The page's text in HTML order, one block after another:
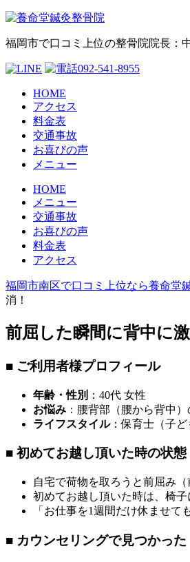
福岡市で口コミ上位の整骨院院長：
HOME
アクセス
料金表
交通事故
お喜びの声
メニュー
HOME
メニュー
交通事故
お喜びの声
料金表
アクセス
福岡市南区で口コミ上位なら養命堂
消！
前屈した瞬間に背中に
■ ご利用者様プロフィール
年齢・性別 ：40代 女性
お悩み ：腰背部（腰から背中
ライフスタイル：保育士（子ど
■ 初めてお越し頂いた時の状
自宅で荷物を取ろうと前屈み
初めてお越し頂いた時は、椅
「お仕事を1週間だけ休ませて
■ カウンセリングで見つかった